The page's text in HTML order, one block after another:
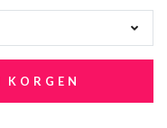
KORGEN